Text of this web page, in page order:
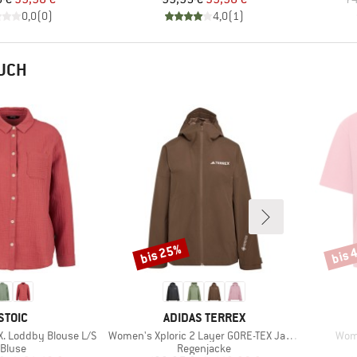
0,0(0) 4,0(1)
Loddby Blouse L/S
Produktgruppe
Bluse
MARKE
ADIDAS TERREX
Artikel
Women's Xploric 2 Layer GORE-TEX Jacket
Produktgruppe
Regenjacke
Rabatt
bis 25% bis